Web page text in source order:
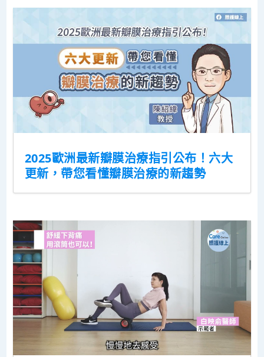
2025歐洲最新瓣膜治療指引公布！六大
更新，帶您看懂瓣膜治療的新趨勢